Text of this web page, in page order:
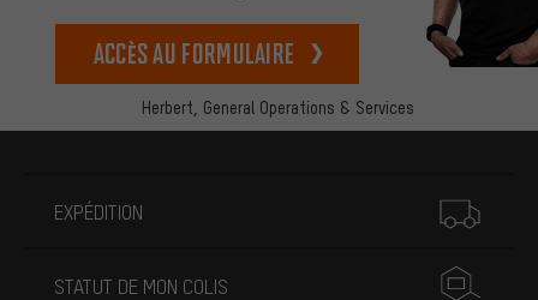
Herbert, General Operations & Services
Accès au formulaire
EXPÉDITION
STATUT DE MON COLIS